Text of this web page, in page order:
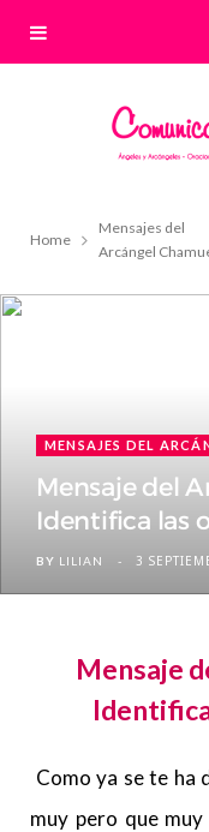
Home
Mensajes del
Arcángel
MENSAJES DEL
Mensaje del
Identifica las
BY LILIAN 3
Mensaje
Como ya se te ha
muy pero que